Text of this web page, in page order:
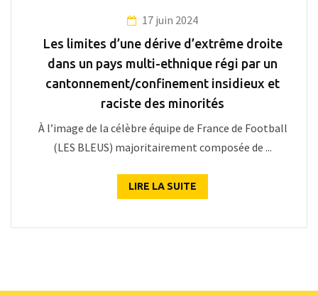
17 juin 2024
Les limites d’une dérive d’extrême droite
dans un pays multi-ethnique régi par un
cantonnement/confinement insidieux et
raciste des minorités
À l’image de la célèbre équipe de France de Football
(LES BLEUS) majoritairement composée de ...
LIRE LA SUITE